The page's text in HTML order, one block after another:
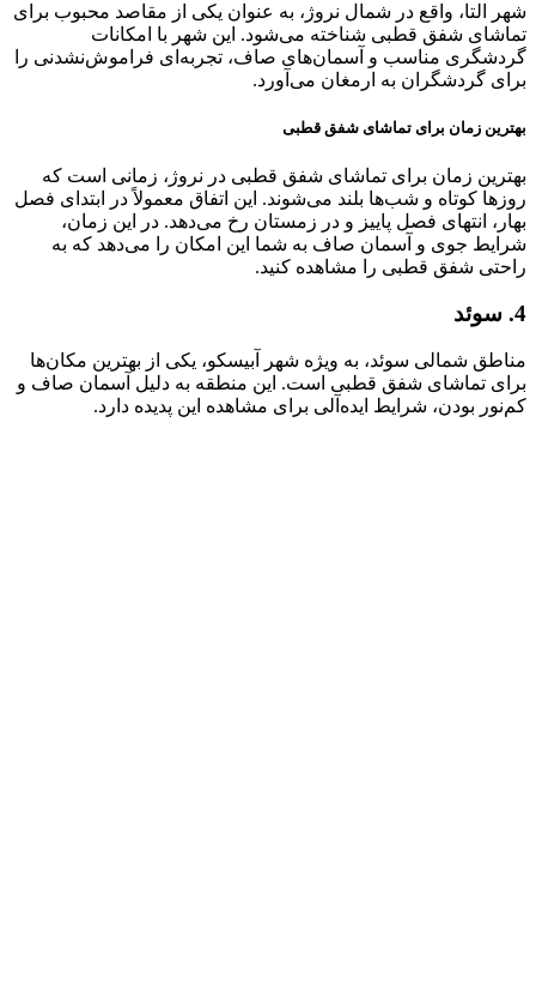
شهر التا، واقع در شمال نروژ، به عنوان یکی از مقاصد محبوب برای
تماشای شفق قطبی شناخته می‌شود. این شهر با امکانات
گردشگری مناسب و آسمان‌های صاف، تجربه‌ای فراموش‌نشدنی را
برای گردشگران به ارمغان می‌آورد.
بهترین زمان برای تماشای شفق قطبی
بهترین زمان برای تماشای شفق قطبی در نروژ، زمانی است که
روزها کوتاه و شب‌ها بلند می‌شوند. این اتفاق معمولاً در ابتدای فصل
بهار، انتهای فصل پاییز و در زمستان رخ می‌دهد. در این زمان،
شرایط جوی و آسمان صاف به شما این امکان را می‌دهد که به
راحتی شفق قطبی را مشاهده کنید.
4. سوئد
مناطق شمالی سوئد، به ویژه شهر آبیسکو، یکی از بهترین مکان‌ها
برای تماشای شفق قطبی است. این منطقه به دلیل آسمان صاف و
کم‌نور بودن، شرایط ایده‌آلی برای مشاهده این پدیده دارد.